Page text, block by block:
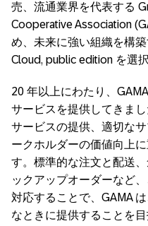
売、流通業界を代表する
Cooperative Association
め、未来に強い組織を構
Cloud, public edition を選
20 年以上にわたり、
サービスを提供してきま
サービスの提供、適切な
ークホルダーの価値向上
す。標準的な注文と配送
ックアップオーダーなど
対応することで、GAMA
なときに提供することを